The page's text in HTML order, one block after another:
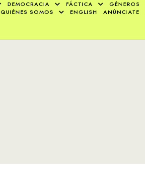
DEMOCRACIA FÁCTICA GÉNEROS
QUIÉNES SOMOS
ENGLISH ANÚNCIATE